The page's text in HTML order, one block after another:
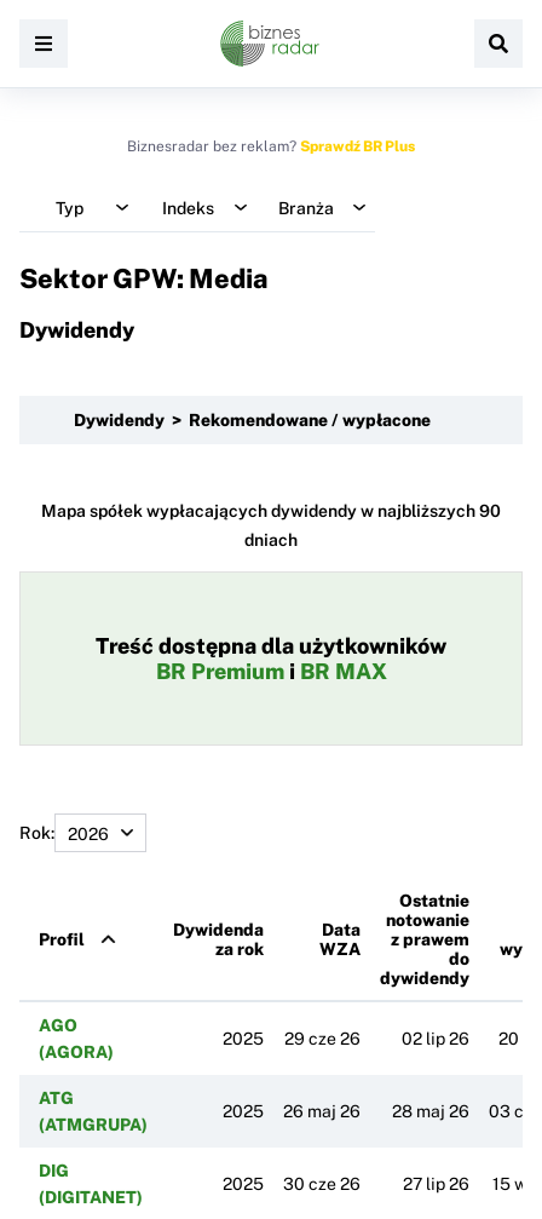
Biznesradar bez reklam? Sprawdź BR Plus
Typ Indeks Branża
Sektor GPW: Media
Dywidendy
Dywidendy > Rekomendowane / wypłacone
Mapa spółek wypłacających dywidendy w najbliższych 90
dniach
Treść dostępna dla użytkowników
BR Premiumi BR MAX
Rok:
Profil
Dywidenda
za rok
Data
WZA
Ostatnie
notowanie
z prawem
do
dywidendy
AGO
(AGORA)
2025 29 cze 26 02 lip 26 20
ATG
(ATMGRUPA)
2025 26 maj 26 28 maj 26 03
DIG
(DIGITANET)
2025 30 cze 26 27 lip 26 15